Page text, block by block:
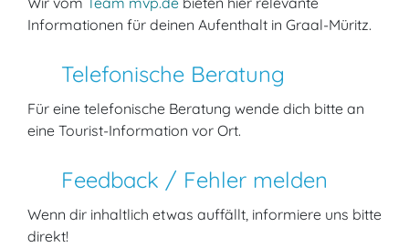
Informationen für deinen Aufenthalt in Graal-Müritz.
Telefonische Beratung
Für eine telefonische Beratung wende dich bitte an
eine Tourist-Information vor Ort.
Feedback / Fehler melden
Wenn dir inhaltlich etwas auffällt, informiere uns bitte
direkt!